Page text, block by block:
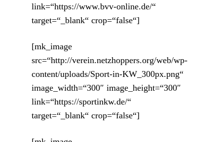
link=“https://www.bvv-online.de/“
target=“_blank“ crop=“false“]
[mk_image
src=“http://verein.netzhoppers.org/web/wp-
content/uploads/Sport-in-KW_300px.png“
image_width=“300″ image_height=“300″
link=“https://sportinkw.de/“
target=“_blank“ crop=“false“]